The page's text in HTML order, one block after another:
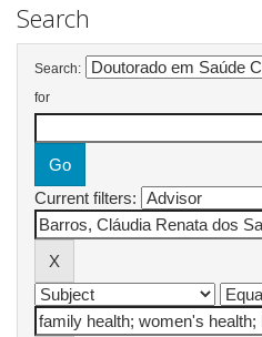
Search
Search:
for
Current filters: